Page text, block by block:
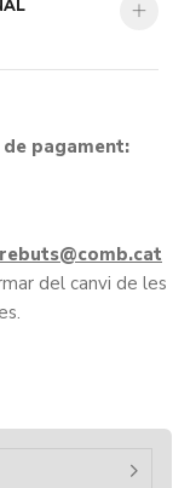
pagament:
del canvi de les